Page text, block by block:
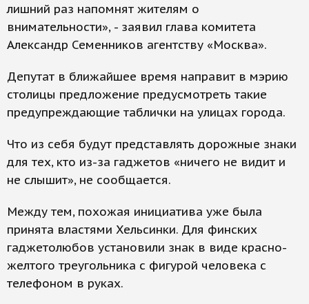
лишний раз напомнят жителям о
внимательности», - заявил глава комитета
Александр Семенников агентству «Москва».
Депутат в ближайшее время направит в мэрию
столицы предложение предусмотреть такие
предупреждающие таблички на улицах города.
Что из себя будут представлять дорожные знаки
для тех, кто из-за гаджетов «ничего не видит и
не слышит», не сообщается.
Между тем, похожая инициатива уже была
принята властями Хельсинки. Для финских
гаджетолюбов установили знак в виде красно-
желтого треугольника с фигурой человека с
телефоном в руках.